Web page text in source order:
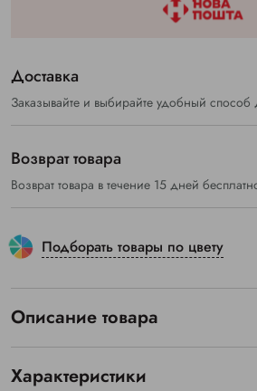
Доставка
Заказывайте и выбирайте удобный способ
Возврат товара
Возврат товара в течение 15 дней
Подборать товары по цвету
Описание товара
Характеристики